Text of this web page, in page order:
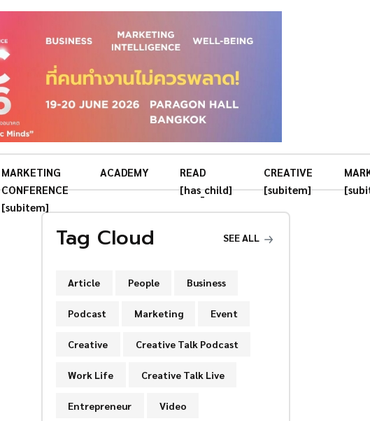
MARKETING
CONFERENCE
[subitem]
ACADEMY
READ
[has_child]
CREATIVE
[subitem]
Tag Cloud SEE ALL
Article People Business
Podcast Marketing Event
Creative Creative Talk Podcast
Work Life Creative Talk Live
Entrepreneur Video